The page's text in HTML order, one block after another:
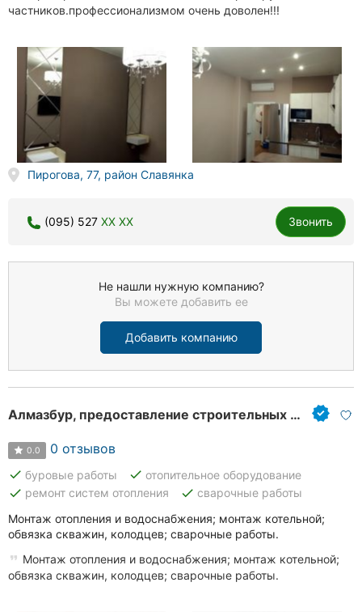
частников.профессионализмом очень доволен!!!
Пирогова, 77, район Славянка
(095) 527 XX XX Звонить
Не нашли нужную компанию?
Вы можете добавить ее
Добавить компанию
Алмазбур, предоставление строительных услуг
0.0 0 отзывов
done буровые работы done отопительное оборудование
done ремонт систем отопления done сварочные работы
Монтаж отопления и водоснабжения; монтаж котельной;
обвязка скважин, колодцев; сварочные работы.
Монтаж отопления и водоснабжения; монтаж котельной;
обвязка скважин, колодцев; сварочные работы.